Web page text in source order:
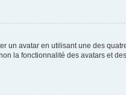
un avatar en utilisant une des
la fonctionnalité des avatars et